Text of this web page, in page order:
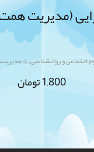
(مدیریت
اجتماعی و روانشناسی,
@
1,800تومان